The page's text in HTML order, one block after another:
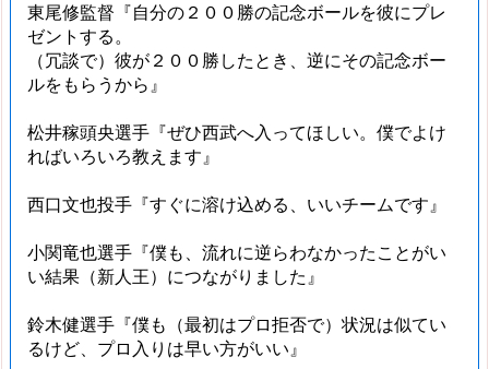
東尾修監督『自分の２００勝の記念ボールを彼にプレ
ゼントする。
（冗談で）彼が２００勝したとき、逆にその記念ボー
ルをもらうから』
松井稼頭央選手『ぜひ西武へ入ってほしい。僕でよけ
ればいろいろ教えます』
西口文也投手『すぐに溶け込める、いいチームです』
小関竜也選手『僕も、流れに逆らわなかったことがい
い結果（新人王）につながりました』
鈴木健選手『僕も（最初はプロ拒否で）状況は似てい
るけど、プロ入りは早い方がいい』